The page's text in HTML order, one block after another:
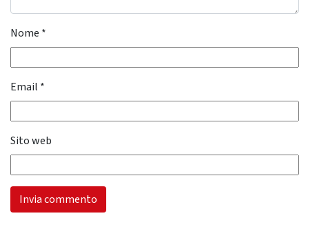
Nome *
Email *
Sito web